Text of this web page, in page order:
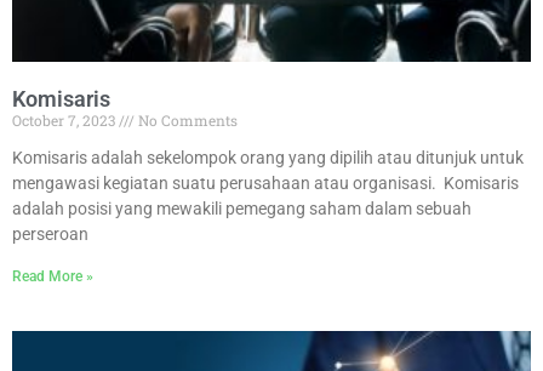
Komisaris
October 7, 2023
No Comments
Komisaris adalah sekelompok orang yang dipilih atau ditunjuk untuk
mengawasi kegiatan suatu perusahaan atau organisasi. Komisaris
adalah posisi yang mewakili pemegang saham dalam sebuah
perseroan
Read More »